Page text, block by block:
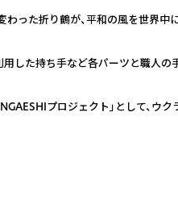
わった折り鶴が、平和の風を世界
した持ち手など各パーツと職人の
プロジェクト」として、ウ